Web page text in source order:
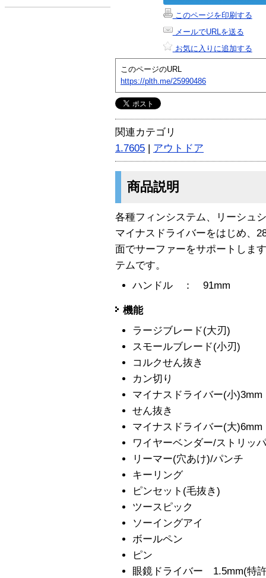
このページを印刷する
メールでURLを送る
お気に入りに追加する
このページのURL
https://plth.me/25990486
関連カテゴリ
1.7605 | アウトドア
商品説明
各種フィンシステム、リーシュ
マイナスドライバーをはじめ、
面でサーファーをサポートしま
テムです。
ハンドル ： 91mm
機能
ラージブレード(大刃)
スモールブレード(小刃)
コルクせん抜き
カン切り
マイナスドライバー(小)3mm
せん抜き
マイナスドライバー(大)6mm
ワイヤーベンダー/ストリッ
リーマー(穴あけ)/パンチ
キーリング
ピンセット(毛抜き)
ツースピック
ソーイングアイ
ボールペン
ピン
眼鏡ドライバー 1.5mm(特